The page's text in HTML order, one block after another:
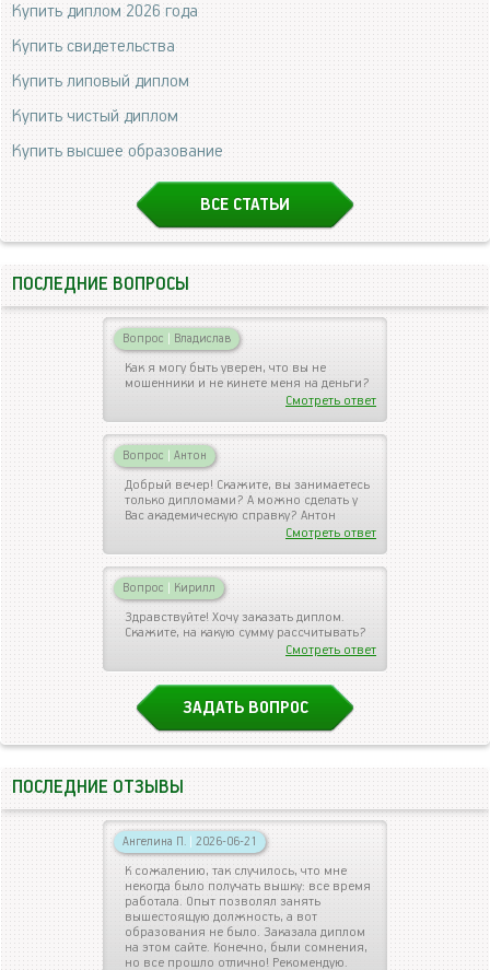
Купить диплом 2026 года
Купить свидетельства
Купить липовый диплом
Купить чистый диплом
Купить высшее образование
ВСЕ СТАТЬИ
ПОСЛЕДНИЕ ВОПРОСЫ
Вопрос | Владислав
Как я могу быть уверен, что вы не
мошенники и не кинете меня на деньги?
Смотреть ответ
Вопрос | Антон
Добрый вечер! Скажите, вы занимаетесь
только дипломами? А можно сделать у
Вас академическую справку? Антон
Смотреть ответ
Вопрос | Кирилл
Здравствуйте! Хочу заказать диплом.
Скажите, на какую сумму рассчитывать?
Смотреть ответ
ЗАДАТЬ ВОПРОС
ПОСЛЕДНИЕ ОТЗЫВЫ
Ангелина П. | 2026-06-21
К сожалению, так случилось, что мне
некогда было получать вышку: все время
работала. Опыт позволял занять
вышестоящую должность, а вот
образования не было. Заказала диплом
на этом сайте. Конечно, были сомнения,
но все прошло отлично! Рекомендую.